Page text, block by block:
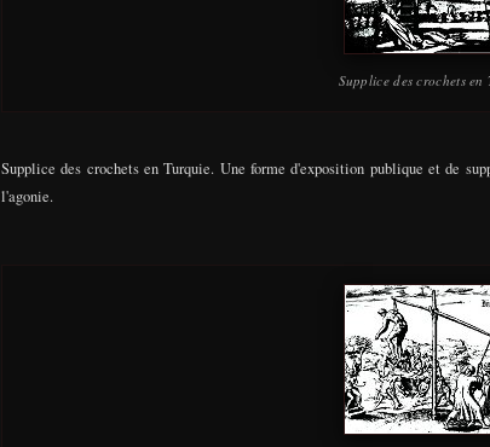
Supplice des crochets en
Supplice des crochets en Turquie. Une forme d'exposition publique et de
l'agonie.